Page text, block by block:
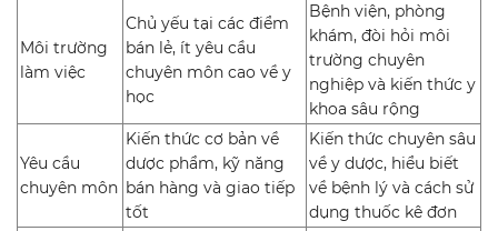
Môi trường
làm việc
Chủ yếu tại các điểm
bán lẻ, ít yêu cầu
chuyên môn cao về y
học
Bệnh viện, phòng
khám, đòi hỏi môi
trường chuyên
nghiệp và kiến thức y
khoa sâu rộng
Yêu cầu
chuyên môn
Kiến thức cơ bản về
dược phẩm, kỹ năng
bán hàng và giao tiếp
tốt
Kiến thức chuyên sâu
về y dược, hiểu biết
về bệnh lý và cách sử
dụng thuốc kê đơn